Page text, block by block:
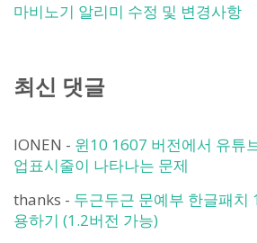
마비노기 알리미 수정 및 변경사항
최신 댓글
IONEN - 윈10 1607 버전에서 유튜
업표시줄이 나타나는 문제
thanks - 두근두근 문예부 한글패치
용하기 (1.2버전 가능)